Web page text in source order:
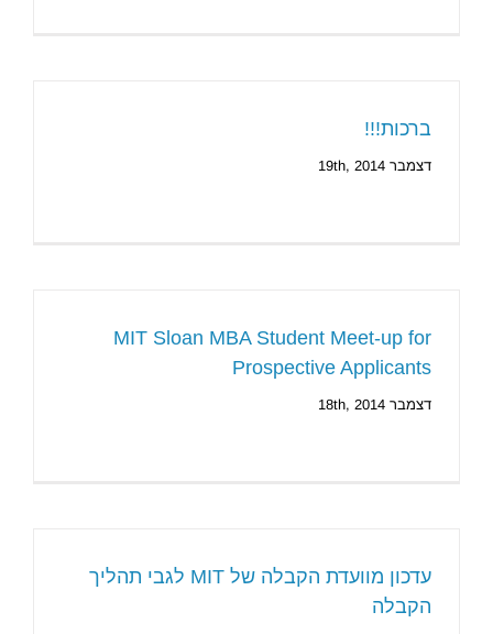
ברכות!!!
דצמבר 19th, 2014
MIT Sloan MBA Student Meet-up for
Prospective Applicants
דצמבר 18th, 2014
עדכון מוועדת הקבלה של MIT לגבי תהליך
הקבלה